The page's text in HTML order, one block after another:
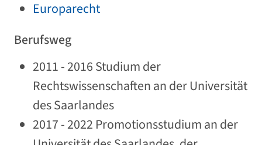
Europarecht
Berufsweg
2011 - 2016 Studium der
Rechtswissenschaften an der Universität
des Saarlandes
2017 - 2022 Promotionsstudium an der